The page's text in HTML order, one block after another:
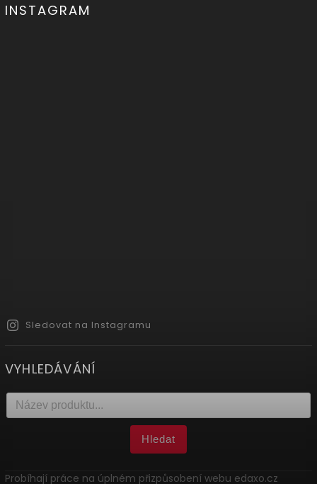
INSTAGRAM
Sledovat na Instagramu
VYHLEDÁVÁNÍ
Hledat
Probíhají práce na úplném přizpůsobení webu edaxo.cz